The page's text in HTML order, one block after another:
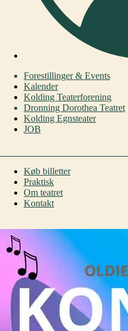
Forestillinger & Events
Kalender
Kolding Teaterforening
Dronning Dorothea Teatret
Kolding Egnsteater
JOB
Køb billetter
Praktisk
Om teatret
Kontakt